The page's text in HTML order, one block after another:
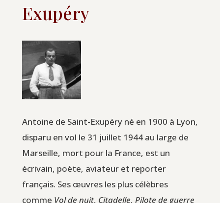
Exupéry
Antoine de Saint-Exupéry né en 1900 à Lyon,
disparu en vol le 31 juillet 1944 au large de
Marseille, mort pour la France, est un
écrivain, poète, aviateur et reporter
français. Ses œuvres les plus célèbres
comme Vol de nuit, Citadelle, Pilote de guerre